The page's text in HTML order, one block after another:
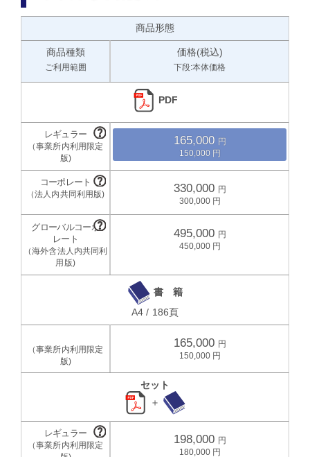
商品形態
商品種類
ご利用範囲
価格(税込)
下段:本体価格
PDF
165,000
150,000
330,000
300,000
495,000
450,000
書 籍
A4 / 186頁
165,000
150,000
セット
＋
198,000
180,000